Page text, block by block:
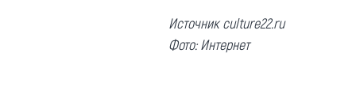
Противодействие коррупцииИсточник culture22.ru
Фото: Интернет